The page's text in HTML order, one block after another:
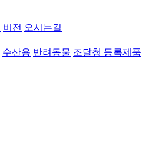
비전 오시는길
수산용 반려동물 조달청 등록제품